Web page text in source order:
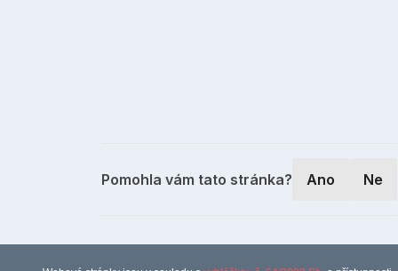
Pomohla vám tato stránka? Ano Ne